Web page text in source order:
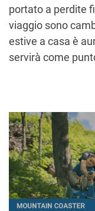
portato a perdite
viaggio sono
estive a casa è
servirà come